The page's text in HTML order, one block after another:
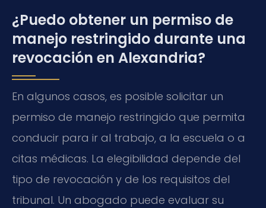
¿Puedo obtener un permiso de
manejo restringido durante una
revocación en Alexandria?
En algunos casos, es posible solicitar un
permiso de manejo restringido que permita
conducir para ir al trabajo, a la escuela o a
citas médicas. La elegibilidad depende del
tipo de revocación y de los requisitos del
tribunal. Un abogado puede evaluar su